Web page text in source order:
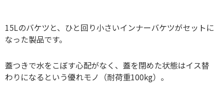
15Lのバケツと、ひと回り小さいインナーバケツがセットに
なった製品です。
蓋つきで水をこぼす心配がなく、蓋を閉めた状態はイス替
わりになるという優れモノ（耐荷重100kg）。